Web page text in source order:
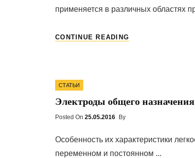
применяется в различных областях
CONTINUE READING
Categories
СТАТЬИ
Электроды общего назначения
Posted On Posted
25.05.2016 By
Особенность их характеристики
переменном и постоянном ...